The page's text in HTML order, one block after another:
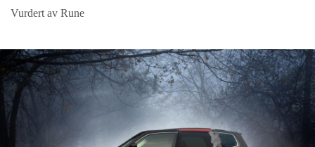
Vurdert av Rune